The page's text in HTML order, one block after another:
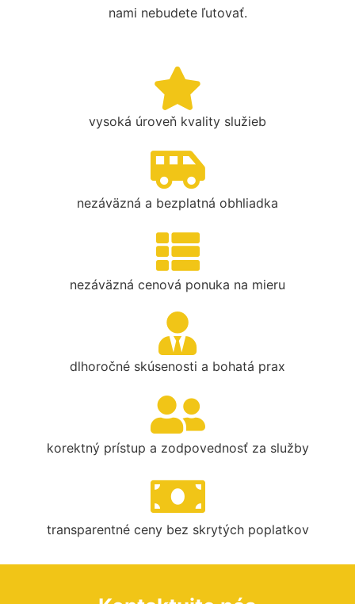
nami nebudete ľutovať.
vysoká úroveň kvality služieb
nezáväzná a bezplatná obhliadka
nezáväzná cenová ponuka na mieru
dlhoročné skúsenosti a bohatá prax
korektný prístup a zodpovednosť za služby
transparentné ceny bez skrytých poplatkov